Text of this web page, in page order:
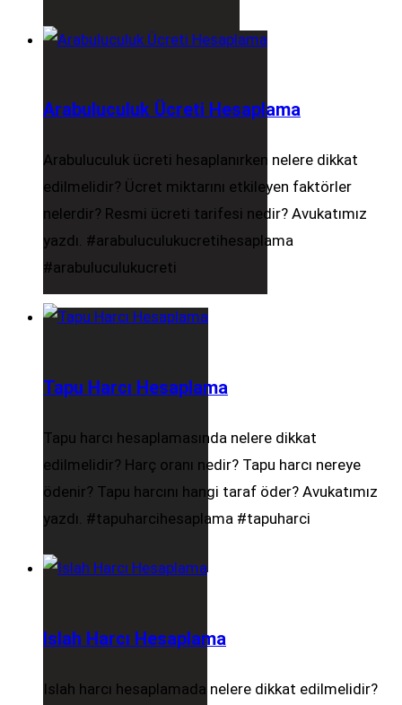
Arabuluculuk Ücreti Hesaplama
Arabuluculuk ücreti hesaplanırken nelere dikkat
edilmelidir? Ücret miktarını etkileyen faktörler
nelerdir? Resmi ücreti tarifesi nedir? Avukatımız
yazdı. #arabuluculukucretihesaplama
#arabuluculukucreti
Tapu Harcı Hesaplama
Tapu harcı hesaplamasında nelere dikkat
edilmelidir? Harç oranı nedir? Tapu harcı nereye
ödenir? Tapu harcını hangi taraf öder? Avukatımız
yazdı. #tapuharcihesaplama #tapuharci
Islah Harcı Hesaplama
Islah harcı hesaplamada nelere dikkat edilmelidir?